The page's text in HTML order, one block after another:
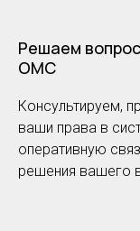
Решаем
ОМС
Консультируем,
ваши права в
оперативную
решения вашего